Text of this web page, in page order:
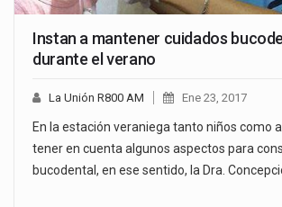
Instan a mantener cuidados
durante el verano
La Unión R800 AM Ene 23, 2017
En la estación veraniega tanto niños como
tener en cuenta algunos aspectos para
bucodental, en ese sentido, la Dra.